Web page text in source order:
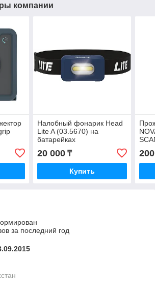
компании
Налобный фонарик Head
Lite A (03.5670) на
батарейках
20 000₸
Купить
за последний год